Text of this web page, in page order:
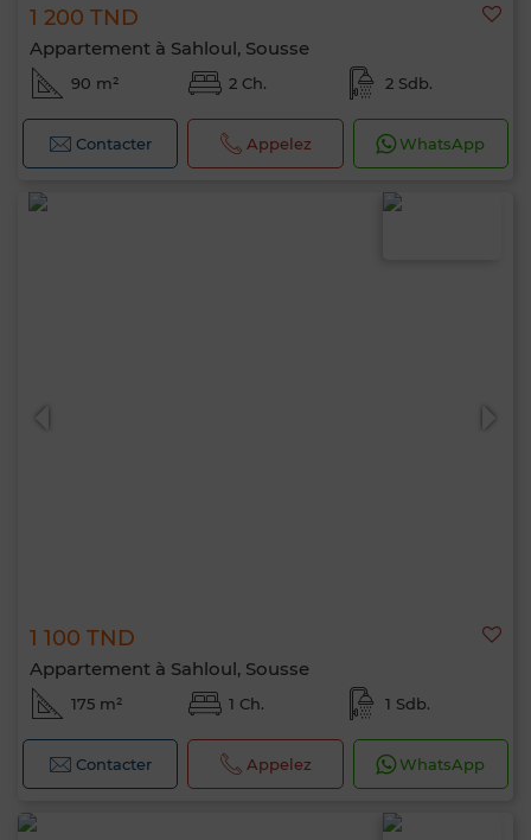
1 200 TND
Appartement à Sahloul, Sousse
90 m² 2 Ch. 2 Sdb.
Contacter Appelez WhatsApp
1 100 TND
Appartement à Sahloul, Sousse
175 m² 1 Ch. 1 Sdb.
Contacter Appelez WhatsApp